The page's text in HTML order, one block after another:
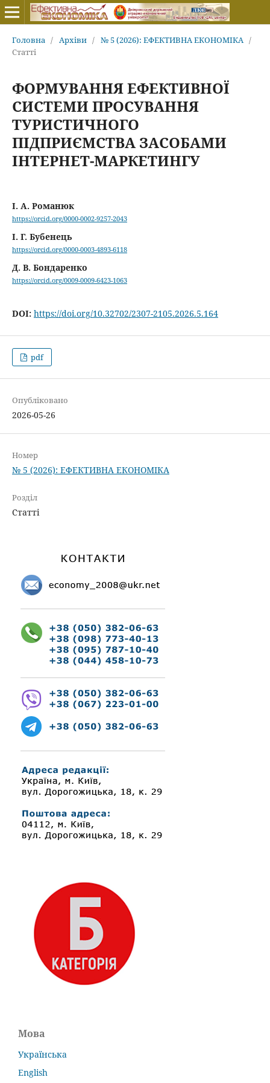
Головна / Архіви / № 5 (2026): ЕФЕКТИВНА ЕКОНОМІКА /
Статті
ФОРМУВАННЯ ЕФЕКТИВНОЇ
СИСТЕМИ ПРОСУВАННЯ
ТУРИСТИЧНОГО
ПІДПРИЄМСТВА ЗАСОБАМИ
ІНТЕРНЕТ-МАРКЕТИНГУ
І. А. Романюк
https://orcid.org/0000-0002-9257-2043
І. Г. Бубенець
https://orcid.org/0000-0003-4893-6118
Д. В. Бондаренко
https://orcid.org/0009-0009-6423-1063
DOI: https://doi.org/10.32702/2307-2105.2026.5.164
pdf
Опубліковано
2026-05-26
Номер
№ 5 (2026): ЕФЕКТИВНА ЕКОНОМІКА
Розділ
Статті
Мова
Українська
English